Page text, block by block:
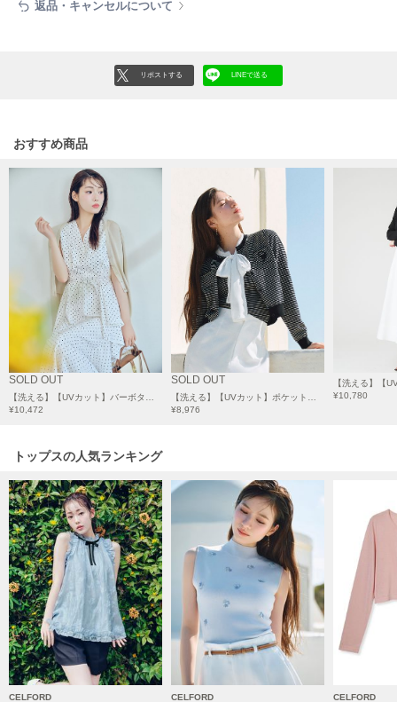
GELATO PIQUE CAT&DOG
ジェラート ピケ キャットアンドドッグ
gelato pique Sleep
ジェラート ピケ スリープ
GRAMICCI
グラミチ
Henon.
へノン
HUNTER
ハンター
HOKA ONEONE
KEEN
キーン
LAATO
ラート
le
ル
返品・キャンセルについて
リポストする LINEで送る
おすすめ商品
SOLD OUT
¥10,472
SOLD OUT
¥8,976
¥10,780
トップスの人気ランキング
CELFORD CELFORD CELFORD